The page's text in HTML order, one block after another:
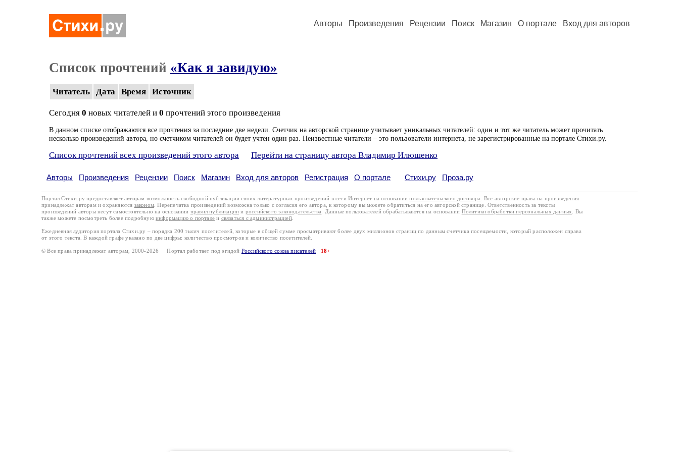
Авторы Произведения Рецензии Поиск Магазин О портале Вход для авторов
Список прочтений «Как я завидую»
Читатель Дата Время Источник
Сегодня 0 новых читателей и 0 прочтений этого произведения
В данном списке отображаются все прочтения за последние две недели. Счетчик на авторской странице учитывает уникальных читателей: один и тот же читатель может прочитать
несколько произведений автора, но счетчиком читателей он будет учтен один раз. Неизвестные читатели – это пользователи интернета, не зарегистрированные на портале Стихи.ру.
Список прочтений всех произведений этого автора Перейти на страницу автора Владимир Илюшенко
Авторы Произведения Рецензии Поиск Магазин Вход для авторов Регистрация О портале Стихи.ру Проза.ру
Портал Стихи.ру предоставляет авторам возможность свободной публикации своих литературных произведений в сети Интернет на основаниипользовательского договора
. Все авторские права на произведения
принадлежат авторам и охраняются законом . Перепечатка произведений возможна только с согласия его автора, к которому вы можете обратиться на его авторской странице. Ответственность за тексты
произведений авторы несут самостоятельно на основании правил публикации и российского законодательства . Данные пользователей обрабатываются на основании Политики обработки персональных данных
. Вы
также можете посмотреть более подробную информацию о портале и связаться с администрацией.
Ежедневная аудитория портала Стихи.ру – порядка 200 тысяч посетителей, которые в общей сумме просматривают более двух миллионов страниц по данным счетчика посещаемости, который расположен справа
от этого текста. В каждой графе указано по две цифры: количество просмотров и количество посетителей.
© Все права принадлежат авторам, 2000-2026 Портал работает под эгидой Российского союза писателей 18+